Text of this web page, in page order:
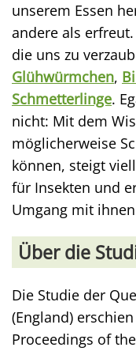
unserem Essen
andere als
die uns zu
Glühwürmchen,
Schmetterlinge.
nicht: Mit dem
möglicherweise
können, steigt
für Insekten und
Umgang mit
Über die
Die Studie der
(England)
Proceedings of